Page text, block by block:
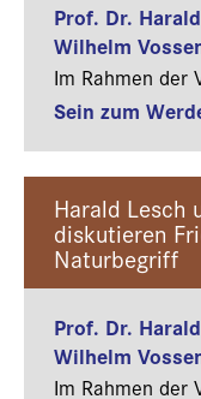
Prof. Dr.
Wilhelm
Im Rahmen der
Sein zum
Harald Lesch
diskutieren
Naturbegriff
Prof. Dr.
Wilhelm
Im Rahmen der